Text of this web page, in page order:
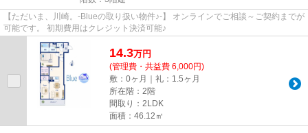
【ただいま、川崎。-Blueの取り扱い物件♪-】 オンラインでご相談～ご契約までが
可能です。 初期費用はクレジット決済可能♪
14.3万円
(管理費・共益費 6,000円)
敷：0ヶ月｜礼：1.5ヶ月
所在階：2階
間取り：2LDK
面積：46.12㎡